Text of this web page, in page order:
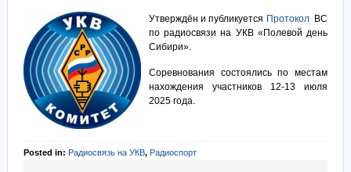
Утверждён и публикуется ПротоколВС
по радиосвязи на УКВ «Полевой день
Сибири».
Соревнования состоялись по местам
нахождения участников 12-13 июля
2025 года.
Posted in: Радиосвязь на УКВ, Радиоспорт